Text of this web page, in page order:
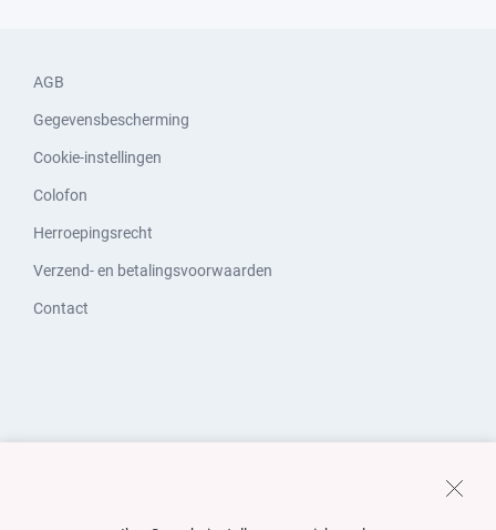
AGB
Gegevensbescherming
Cookie-instellingen
Colofon
Herroepingsrecht
Verzend- en betalingsvoorwaarden
Contact